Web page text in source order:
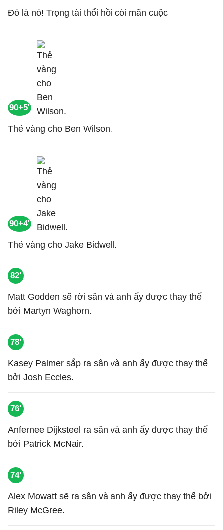
Đó là nó! Trọng tài thổi hồi còi mãn cuộc
90+5'
Thẻ vàng cho Ben Wilson.
90+4'
Thẻ vàng cho Jake Bidwell.
82'
Matt Godden sẽ rời sân và anh ấy được thay thế
bởi Martyn Waghorn.
78'
Kasey Palmer sắp ra sân và anh ấy được thay thế
bởi Josh Eccles.
76'
Anfernee Dijksteel ra sân và anh ấy được thay thế
bởi Patrick McNair.
74'
Alex Mowatt sẽ ra sân và anh ấy được thay thế bởi
Riley McGree.